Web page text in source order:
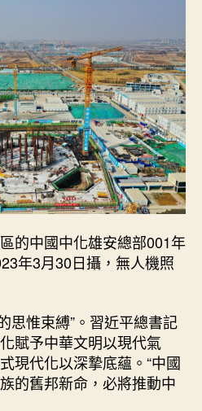
的中國中化雄安總部001年
年3月30日攝，無人機照
思惟束縛”。習近平總書記
賦予中華文明以現代氣
現代化以深摯底蘊。“中國
的舊邦新命，必將推動中